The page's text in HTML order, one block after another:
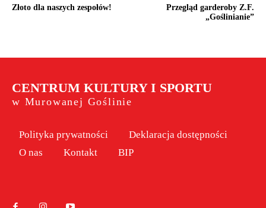
Złoto dla naszych zespołów!
Przegląd garderoby Z.F.
„Goślinianie”
CENTRUM KULTURY I SPORTU
w Murowanej Goślinie
Polityka prywatności
Deklaracja dostępności
O nas
Kontakt BIP